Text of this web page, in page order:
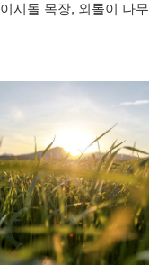
이시돌 목장, 외톨이 나무